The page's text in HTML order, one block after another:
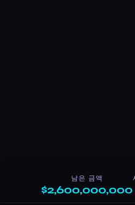
남은 금액
$2,600,000,000